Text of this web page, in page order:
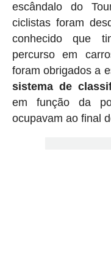
escândalo do
ciclistas foram
conhecido que
percurso em
foram obrigados a
sistema de
em função da
ocupavam ao final